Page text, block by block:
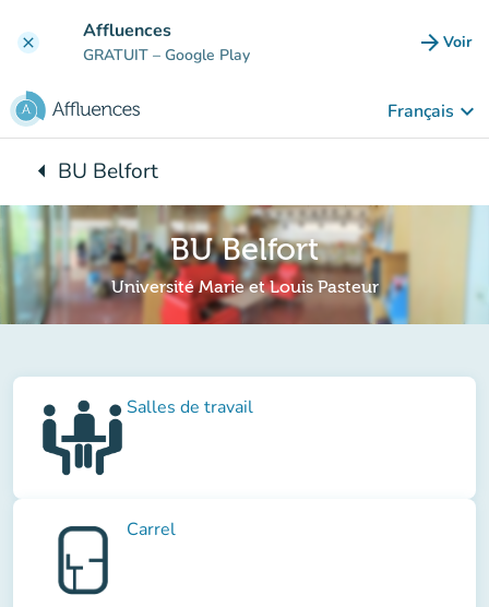
clear Affluences
GRATUIT – Google Play arrow_forward Voir
Français keyboard_arrow_down
arrow_leftRetour à :
BU Belfort
BU Belfort
Université Marie et Louis Pasteur
Salles de travail
Carrel